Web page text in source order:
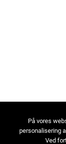
På vores
personalisering
Ved